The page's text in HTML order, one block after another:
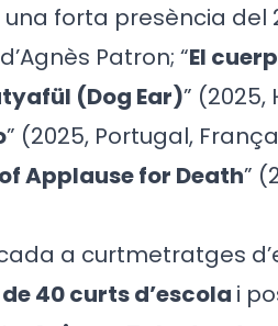
una forta presència
Patron; “El
(Dog Ear)”
” (2025, Portugal,
Applause for Death”
a curtmetratges
40 curts d’escola i